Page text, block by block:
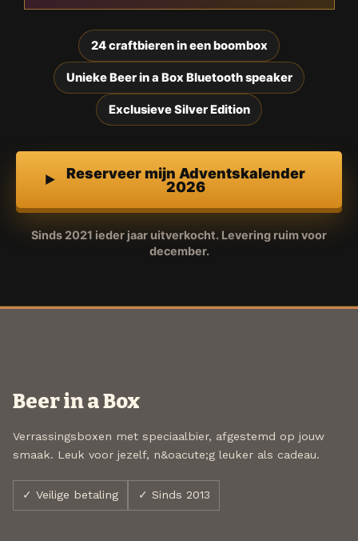
24 craftbieren in een boombox
Unieke Beer in a Box Bluetooth speaker
Exclusieve Silver Edition
Reserveer mijn Adventskalender
2026
Sinds 2021 ieder jaar uitverkocht. Levering ruim voor
december.
Beer in a Box
Verrassingsboxen met speciaalbier, afgestemd op jouw
smaak. Leuk voor jezelf, n&oacute;g leuker als cadeau.
✓ Veilige betaling ✓ Sinds 2013